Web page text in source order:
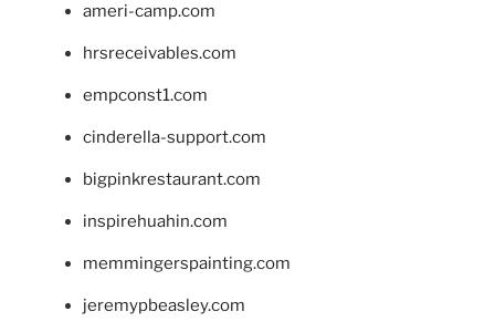
ameri-camp.com
hrsreceivables.com
empconst1.com
cinderella-support.com
bigpinkrestaurant.com
inspirehuahin.com
memmingerspainting.com
jeremypbeasley.com